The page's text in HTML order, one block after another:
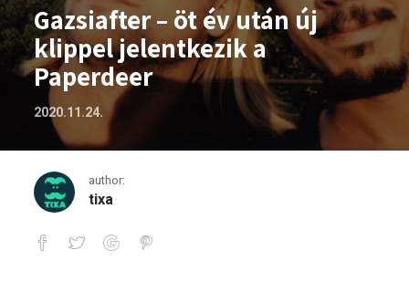
Gazsiafter – öt év után új
klippel jelentkezik a
Paperdeer
2020.11.24.
author:
tixa